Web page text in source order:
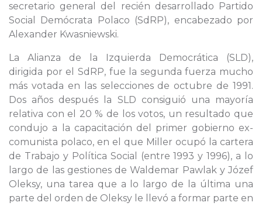
secretario general del recién desarrollado Partido
Social Demócrata Polaco (SdRP), encabezado por
Alexander Kwasniewski.
La Alianza de la Izquierda Democrática (SLD),
dirigida por el SdRP, fue la segunda fuerza mucho
más votada en las selecciones de octubre de 1991.
Dos años después la SLD consiguió una mayoría
relativa con el 20 % de los votos, un resultado que
condujo a la capacitación del primer gobierno ex-
comunista polaco, en el que Miller ocupó la cartera
de Trabajo y Política Social (entre 1993 y 1996), a lo
largo de las gestiones de Waldemar Pawlak y Józef
Oleksy, una tarea que a lo largo de la última una
parte del orden de Oleksy le llevó a formar parte en